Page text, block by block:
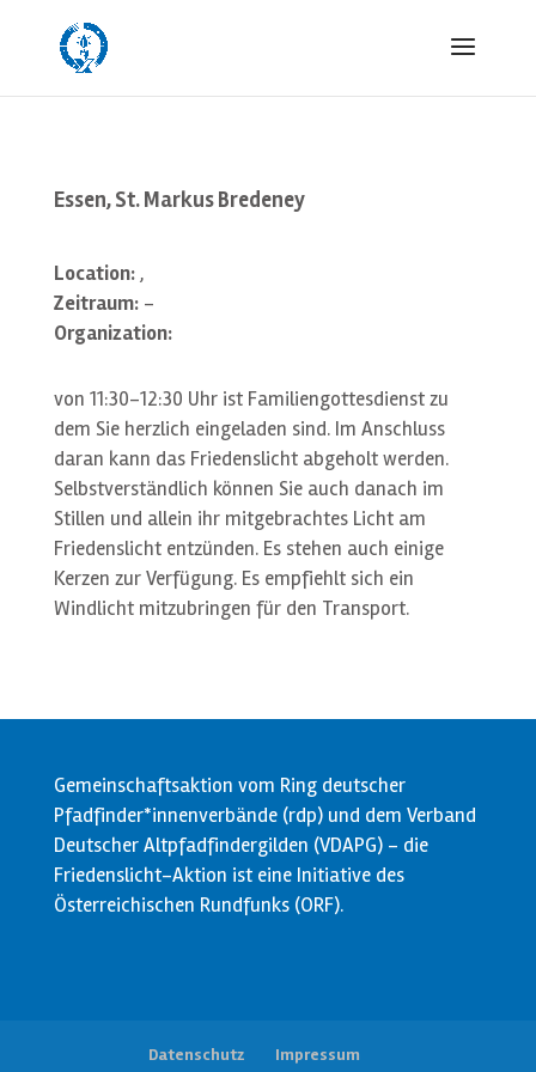
Essen, St. Markus Bredeney
Location:,
Zeitraum:-
Organization:
von 11:30-12:30 Uhr ist Familiengottesdienst zu
dem Sie herzlich eingeladen sind. Im Anschluss
daran kann das Friedenslicht abgeholt werden.
Selbstverständlich können Sie auch danach im
Stillen und allein ihr mitgebrachtes Licht am
Friedenslicht entzünden. Es stehen auch einige
Kerzen zur Verfügung. Es empfiehlt sich ein
Windlicht mitzubringen für den Transport.
Gemeinschaftsaktion vom Ring deutscher
Pfadfinder*innenverbände (rdp) und dem Verband
Deutscher Altpfadfindergilden (VDAPG) - die
Friedenslicht-Aktion ist eine Initiative des
Österreichischen Rundfunks (ORF).
Datenschutz Impressum